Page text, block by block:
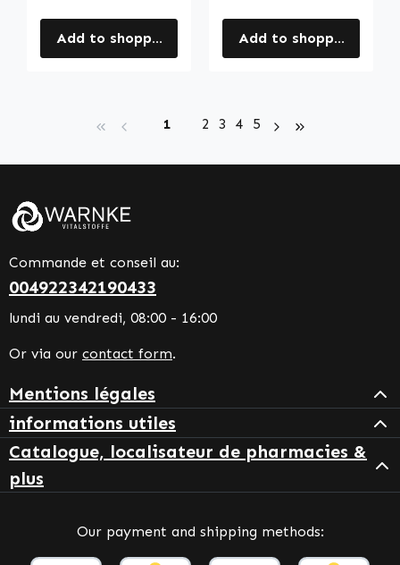
Add to shopping cart Add to shopping cart
Page
1 Page
2 Page
3 Page
4 Page
5
Commande et conseil au:
004922342190433
lundi au vendredi, 08:00 - 16:00
Or via our contact form.
Mentions légales
informations utiles
Catalogue, localisateur de pharmacies &
plus
Our payment and shipping methods: